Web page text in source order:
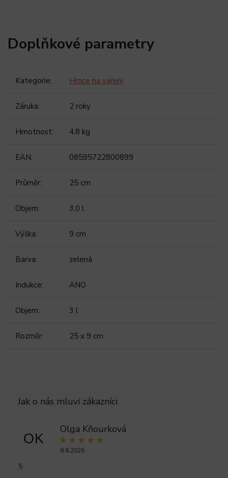
Doplňkové parametry
Kategorie: Hrnce na vaření
Záruka: 2 roky
Hmotnost: 4.8 kg
EAN: 08595722800899
Průměr: 25 cm
Objem: 3,0 l
Výška: 9 cm
Barva: zelená
Indukce: ANO
Objem: 3 l
Rozměr: 25 x 9 cm
OK
Olga Kňourková
8.8.2026
5